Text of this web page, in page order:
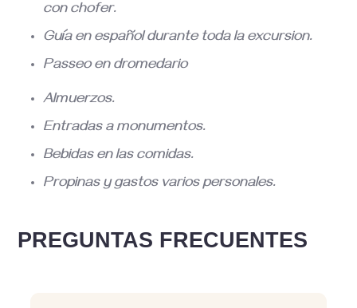
con chofer.
Guía en español durante toda la excursion.
Passeo en dromedario
Almuerzos.
Entradas a monumentos.
Bebidas en las comidas.
Propinas y gastos varios personales.
PREGUNTAS FRECUENTES